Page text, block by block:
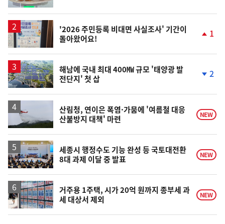
'2026 주민등록 비대면 사실조사' 기간이
돌아왔어요!
1
해남에 국내 최대 400㎿ 규모 '태양광 발
전단지' 첫 삽
락
2
산림청, 연이은 폭염·가뭄에 '여름철 대응
산불방지 대책' 마련
NEW
세종시 행정수도 기능 완성 등 국토대전환
8대 과제 이달 중 발표
NEW
거주용 1주택, 시가 20억 원까지 종부세 과
세 대상서 제외
NEW